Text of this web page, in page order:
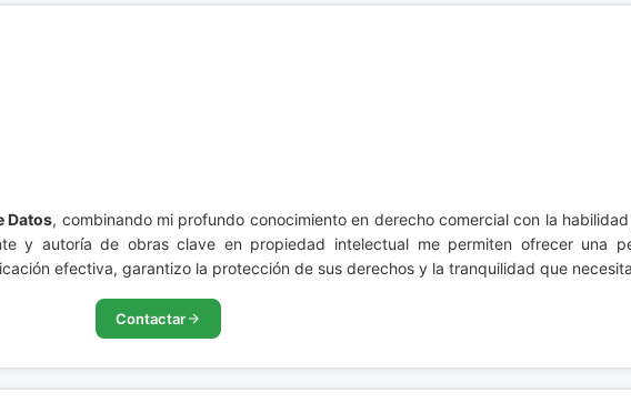
Datos, combinando mi profundo conocimiento en derecho comercial con la
y autoría de obras clave en propiedad intelectual me permiten ofrecer una
efectiva, garantizo la protección de sus derechos y la tranquilidad que
Contactar